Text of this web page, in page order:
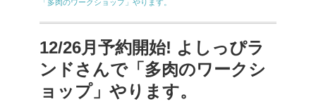
「多肉のワークショップ」やります。
12/26月予約開始! よしっぴラ
ンドさんで「多肉のワークシ
ョップ」やります。